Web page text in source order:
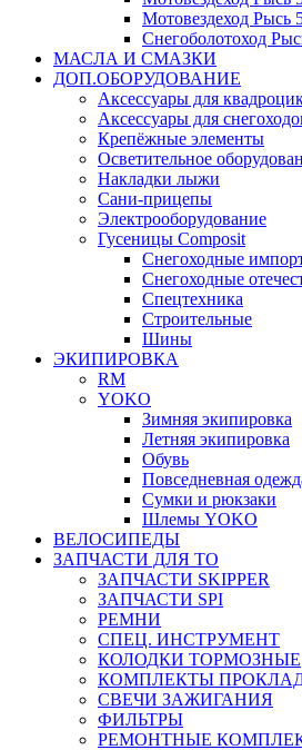
Мотовездеход Рысь
Снегоболотоход
МАСЛА И СМАЗКИ
ДОП.ОБОРУДОВАНИЕ
Аксессуары для
Аксессуары для
Крепёжные элементы
Осветительное
Накладки лыжи
Сани-прицепы
Электрооборудование
Гусеницы Composit
Снегоходные
Снегоходные
Спецтехника
Строительные
Шины
ЭКИПИРОВКА
RM
YOKO
Зимняя экипировка
Летняя экипировка
Обувь
Повседневная
Сумки и рюкзаки
Шлемы YOKO
ВЕЛОСИПЕДЫ
ЗАПЧАСТИ ДЛЯ ТО
ЗАПЧАСТИ SKIPPER
ЗАПЧАСТИ SPI
РЕМНИ
СПЕЦ. ИНСТРУМЕНТ
КОЛОДКИ ТОРМОЗНЫЕ
КОМПЛЕКТЫ
СВЕЧИ ЗАЖИГАНИЯ
ФИЛЬТРЫ
РЕМОНТНЫЕ